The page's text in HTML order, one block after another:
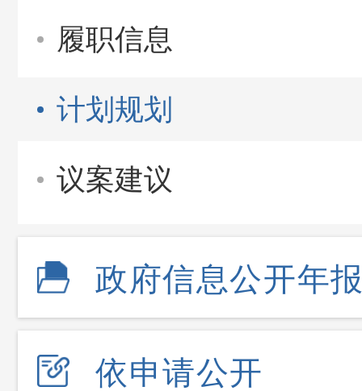
履职信息
计划规划
议案建议
政府信息公开年
依申请公开